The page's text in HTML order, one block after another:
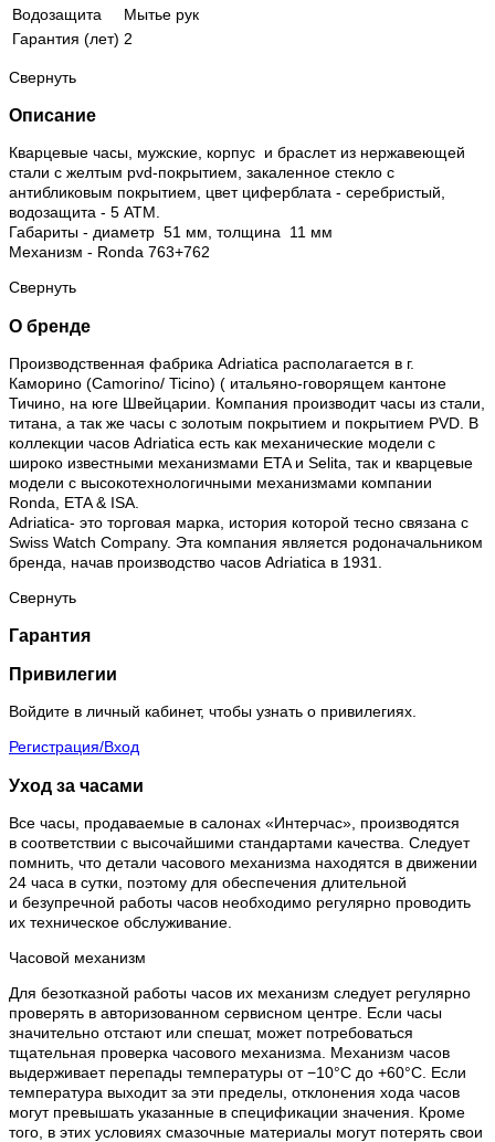
Водозащита
Мытье рук
Гарантия (лет) 2
Свернуть
Описание
Кварцевые часы, мужские, корпус и браслет из нержавеющей
стали с желтым pvd-покрытием, закаленное стекло c
антибликовым покрытием, цвет циферблата - серебристый,
водозащита - 5 АТМ.
Габариты - диаметр 51 мм, толщина 11 мм
Механизм - Ronda 763+762
Свернуть
О бренде
Производственная фабрика Adriatica располагается в г.
Каморино (Camorino/ Ticino) ( итальяно-говорящем кантоне
Тичино, на юге Швейцарии. Компания производит часы из стали,
титана, а так же часы с золотым покрытием и покрытием PVD. В
коллекции часов Adriatica есть как механические модели с
широко известными механизмами ETA и Selita, так и кварцевые
модели с высокотехнологичными механизмами компании
Ronda, ETA & ISA.
Adriatica- это торговая марка, история которой тесно связана с
Swiss Watch Company. Эта компания является родоначальником
бренда, начав производство часов Adriatica в 1931.
Свернуть
Гарантия
Привилегии
Войдите в личный кабинет, чтобы узнать о привилегиях.
Регистрация/Вход
Уход за часами
Все часы, продаваемые в салонах «Интерчас», производятся
в соответствии с высочайшими стандартами качества. Следует
помнить, что детали часового механизма находятся в движении
24 часа в сутки, поэтому для обеспечения длительной
и безупречной работы часов необходимо регулярно проводить
их техническое обслуживание.
Часовой механизм
Для безотказной работы часов их механизм следует регулярно
проверять в авторизованном сервисном центре. Если часы
значительно отстают или спешат, может потребоваться
тщательная проверка часового механизма. Механизм часов
выдерживает перепады температуры от −10°C до +60°C. Если
температура выходит за эти пределы, отклонения хода часов
могут превышать указанные в спецификации значения. Кроме
того, в этих условиях смазочные материалы могут потерять свои